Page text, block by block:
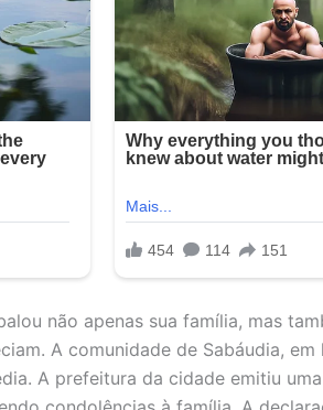
não apenas sua família, mas
A comunidade de Sabáudia, em
A prefeitura da cidade emitiu